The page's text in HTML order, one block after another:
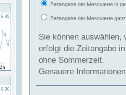
Zeitangabe der Messwerte in
Zeitangabe der Messwerte
Sie können auswählen,
erfolgt die Zeitangabe
ohne Sommerzeit.
Genauere